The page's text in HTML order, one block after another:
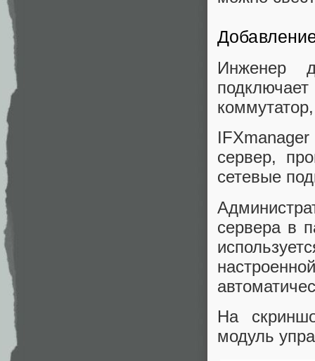
Инженер
сервер,
сетевые
сервера в
На
модуль